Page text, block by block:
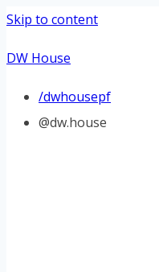
Skip to content
DW House
/dwhousepf
@dw.house